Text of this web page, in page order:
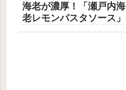
海老が濃厚！「瀬戸内海
老レモンパスタソース」